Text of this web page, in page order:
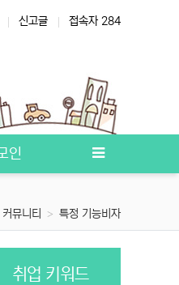
신고글 접속자 284
인
커뮤니티 특정 기능비자
취업 키워드